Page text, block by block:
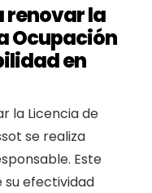
renovar la
Ocupación
en
la Licencia de
se realiza
Este
su efectividad